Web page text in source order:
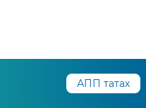
АПП татах